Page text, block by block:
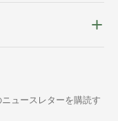
ュースレターを購読す